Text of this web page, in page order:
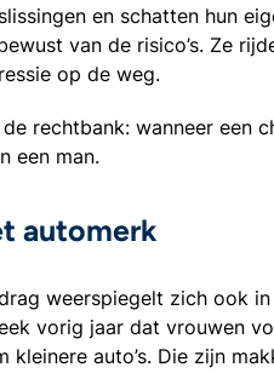
en schatten hun
van de risico’s. Ze
op de weg.
rechtbank: wanneer een
een man.
automerk
weerspiegelt zich ook
vorig jaar dat vrouwen
kleinere auto’s. Die zijn